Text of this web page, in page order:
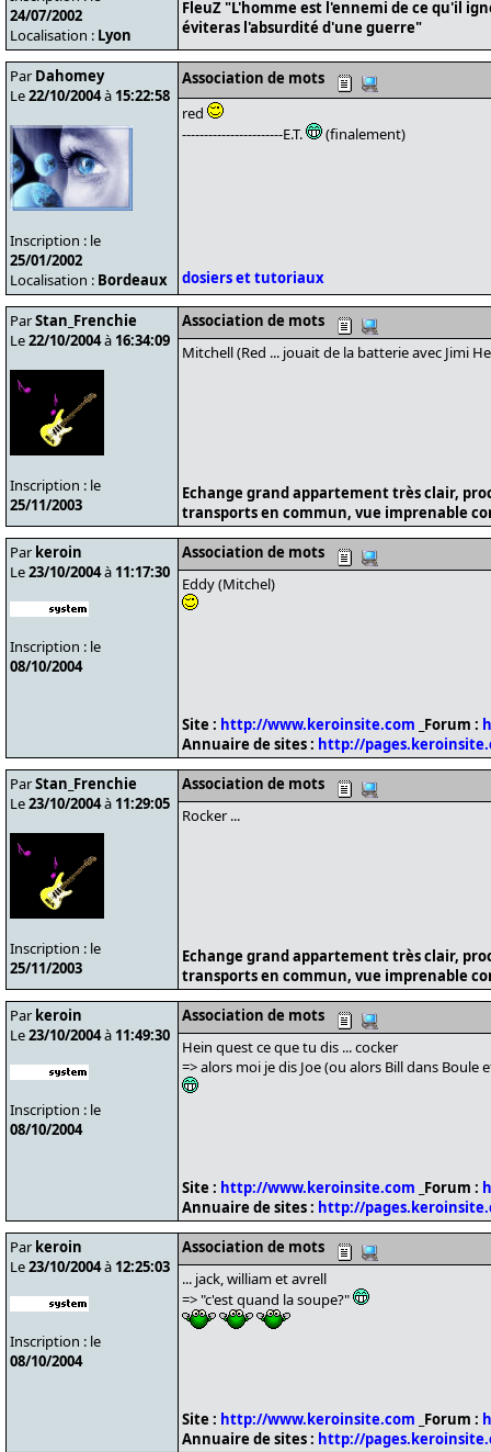
24/07/2002
Localisation : Lyon
FleuZ "L'homme est l'ennemi de ce qu'il
éviteras l'absurdité d'une guerre"
Par Dahomey
Le22/10/2004à 15:22:58
Inscription : le
25/01/2002
Localisation : Bordeaux
Association de mots
red
-----------------------E.T.
(finalement)
dosiers et tutoriaux
ParStan_Frenchie
Le22/10/2004à 16:34:09
Inscription : le
25/11/2003
Association de mots
Mitchell (Red ... jouait de la batterie avec Jimi
Echange grand appartement très clair,
transports en commun, vue imprenable
Par keroin
Le23/10/2004à 11:17:30
Inscription : le
08/10/2004
Association de mots
Eddy (Mitchel)
Site : http://www.keroinsite.com _Forum :
Annuaire de sites : http://
ParStan_Frenchie
Le23/10/2004à 11:29:05
Inscription : le
25/11/2003
Association de mots
Rocker ...
Echange grand appartement très clair,
transports en commun, vue imprenable
Par keroin
Le23/10/2004à 11:49:30
Inscription : le
08/10/2004
Association de mots
Hein quest ce que tu dis ... cocker
=> alors moi je dis Joe (ou alors Bill dans Boule
Site : http://www.keroinsite.com _Forum :
Annuaire de sites : http://
Par keroin
Le23/10/2004à 12:25:03
Inscription : le
08/10/2004
Association de mots
... jack, william et avrell
=> "c'est quand la soupe?"
Site : http://www.keroinsite.com _Forum :
Annuaire de sites : http://